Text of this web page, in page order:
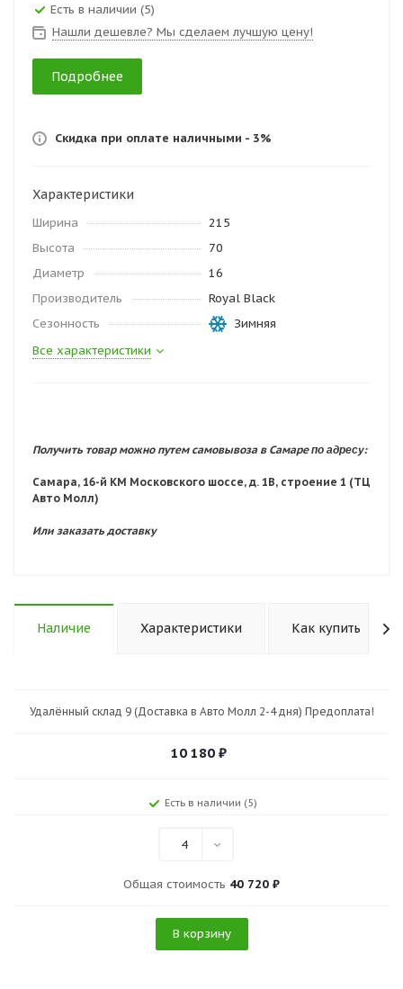
Есть в наличии (5)
Нашли дешевле? Мы сделаем лучшую цену!
Подробнее
Скидка при оплате наличными - 3%
Характеристики
Ширина
215
Высота
70
Диаметр
16
Производитель
Royal Black
Сезонность
Зимняя
Все характеристики
Получить товар можно путем самовывоза в Самарепо адресу:
Самара, 16-й КМ Московского шоссе, д. 1В, строение 1 (ТЦ
Авто Молл)
Или заказать доставку
Наличие Характеристики Как купить
Удалённый склад 9 (Доставка в Авто Молл 2-4 дня) Предоплата!
10 180₽
Есть в наличии (5)
4
Общая стоимость 40 720 ₽
В корзину